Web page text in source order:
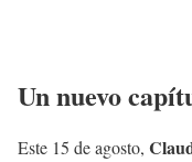
Un nuevo
Este 15 de agosto,